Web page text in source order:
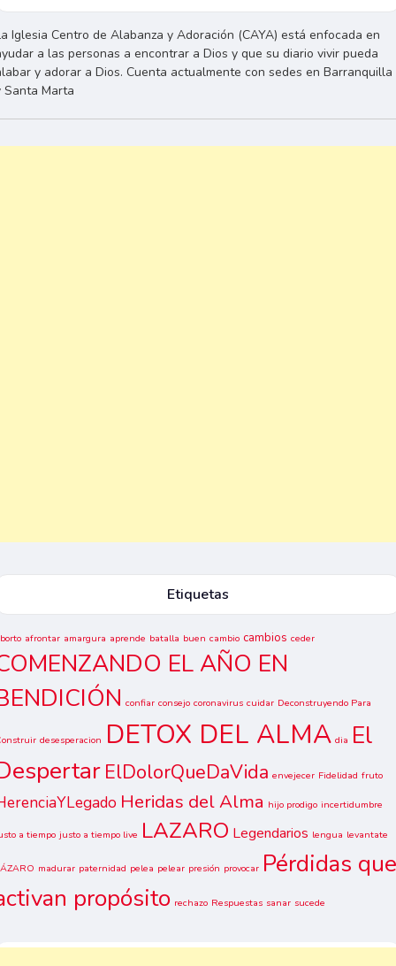
Iglesia Centro de Alabanza y Adoración (CAYA) está enfocada en
a las personas a encontrar a Dios y que su diario vivir pueda
y adorar a Dios. Cuenta actualmente con sedes en Barranquilla
Santa Marta
Etiquetas
afrontar amargura aprende batalla buen cambio cambios ceder
EL AÑO EN
confiar consejo coronavirus cuidar Deconstruyendo Para
desesperacion DETOX DEL ALMA dia El
ElDolorQueDaVida envejecer Fidelidad fruto
Heridas del Alma hijo prodigo incertidumbre
a tiempo justo a tiempo live LAZARO Legendarios lengua levantate
madurar paternidad pelea pelear presión provocar Pérdidas que
propósito rechazo Respuestas sanar sucede